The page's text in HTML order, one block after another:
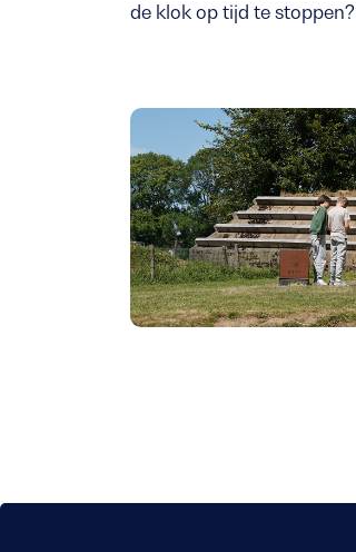
de klok op tijd te stoppen?